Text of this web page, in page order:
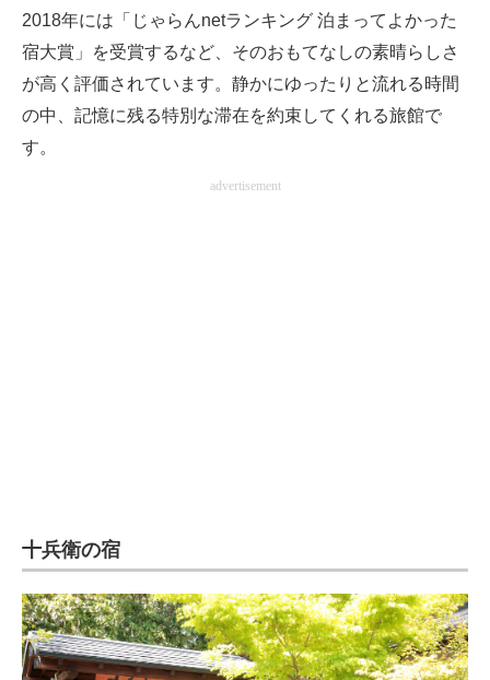
2018年には「じゃらんnetランキング 泊まってよかった
宿大賞」を受賞するなど、そのおもてなしの素晴らしさ
が高く評価されています。静かにゆったりと流れる時間
の中、記憶に残る特別な滞在を約束してくれる旅館で
す。
advertisement
十兵衛の宿